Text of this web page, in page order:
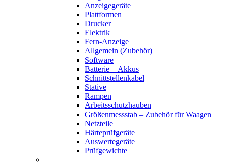
Anzeigegeräte
Plattformen
Drucker
Elektrik
Fern-Anzeige
Allgemein (Zubehör)
Software
Batterie + Akkus
Schnittstellenkabel
Stative
Rampen
Arbeitsschutzhauben
Größenmessstab – Zubehör für Waagen
Netzteile
Härteprüfgeräte
Auswertegeräte
Prüfgewichte